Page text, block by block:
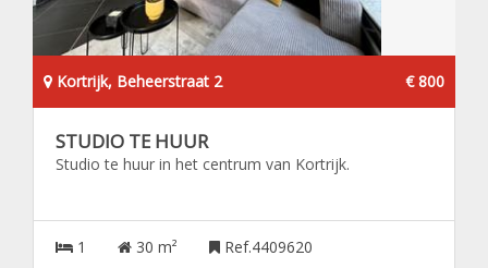
Kortrijk, Beheerstraat 2 € 800
STUDIO TE HUUR
Studio te huur in het centrum van Kortrijk.
1 30 m² Ref.4409620